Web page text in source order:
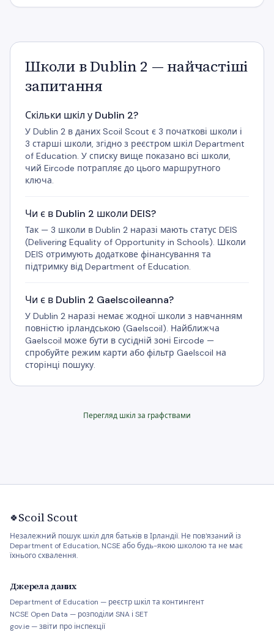
Школи в Dublin 2 — найчастіші
запитання
Скільки шкіл у Dublin 2?
У Dublin 2 в даних Scoil Scout є 3 початкові школи і
3 старші школи, згідно з реєстром шкіл Department
of Education. У списку вище показано всі школи,
чий Eircode потрапляє до цього маршрутного
ключа.
Чи є в Dublin 2 школи DEIS?
Так — 3 школи в Dublin 2 наразі мають статус DEIS
(Delivering Equality of Opportunity in Schools). Школи
DEIS отримують додаткове фінансування та
підтримку від Department of Education.
Чи є в Dublin 2 Gaelscoileanna?
У Dublin 2 наразі немає жодної школи з навчанням
повністю ірландською (Gaelscoil). Найближча
Gaelscoil може бути в сусідній зоні Eircode —
спробуйте режим карти або фільтр Gaelscoil на
сторінці пошуку.
Перегляд шкіл за графствами
🍀Scoil Scout
Незалежний пошук шкіл для батьків в Ірландії. Не пов'язаний із
Department of Education, NCSE або будь-якою школою та не має
їхнього схвалення.
Джерела даних
Department of Education — реєстр шкіл та контингент
NCSE Open Data — розподіли SNA і SET
gov.ie — звіти про інспекції